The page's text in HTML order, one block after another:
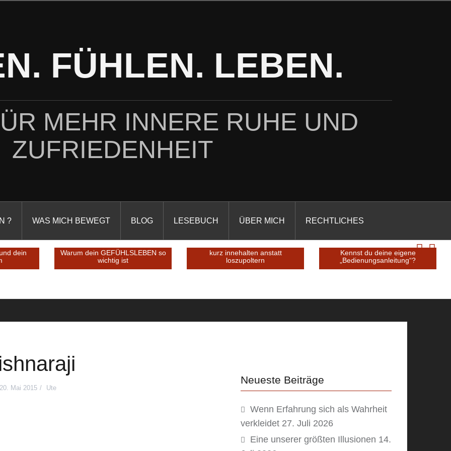
FÜHLEN. LEBEN.
MEHR INNERE RUHE UND
ZUFRIEDENHEIT
? WAS MICH BEWEGT BLOG LESEBUCH ÜBER MICH RECHTLICHES
– und dein
Warum dein GEFÜHLSLEBEN so
wichtig ist
kurz innehalten anstatt
loszupoltern
Kennst du deine eigene
„Bedienungsanleitung“?
20. Mai 2015 Ute
Neueste Beiträge
Wenn Erfahrung sich als Wahrheit
verkleidet 27. Juli 2026
Eine unserer größten Illusionen 14.